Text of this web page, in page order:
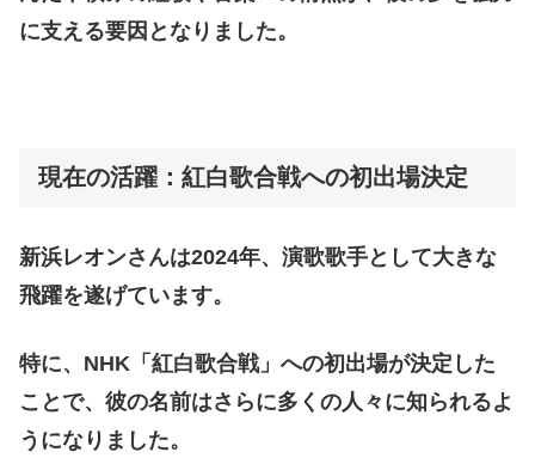
に支える要因となりました。
現在の活躍：紅白歌合戦への初出場決定
新浜レオンさんは2024年、演歌歌手として大きな
飛躍を遂げています。
特に、NHK「紅白歌合戦」への初出場が決定した
ことで、彼の名前はさらに多くの人々に知られるよ
うになりました。